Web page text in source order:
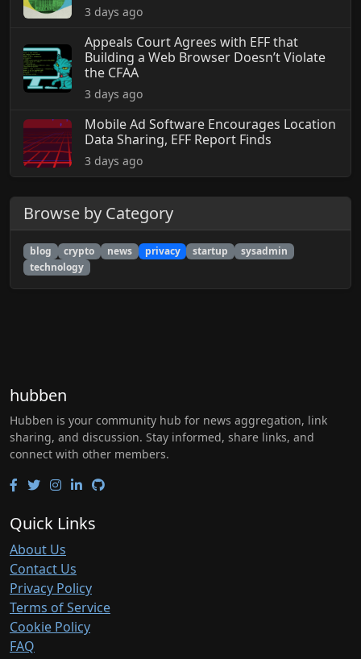
3 days ago
Appeals Court Agrees with EFF that
Building a Web Browser Doesn’t Violate
the CFAA
3 days ago
Mobile Ad Software Encourages Location
Data Sharing, EFF Report Finds
3 days ago
Browse by Category
blog crypto news privacy startup
sysadmin
technology
hubben
Hubben is your community hub for news aggregation, link
sharing, and discussion. Stay informed, share links, and
connect with other members.
Quick Links
About Us
Contact Us
Privacy Policy
Terms of Service
Cookie Policy
FAQ